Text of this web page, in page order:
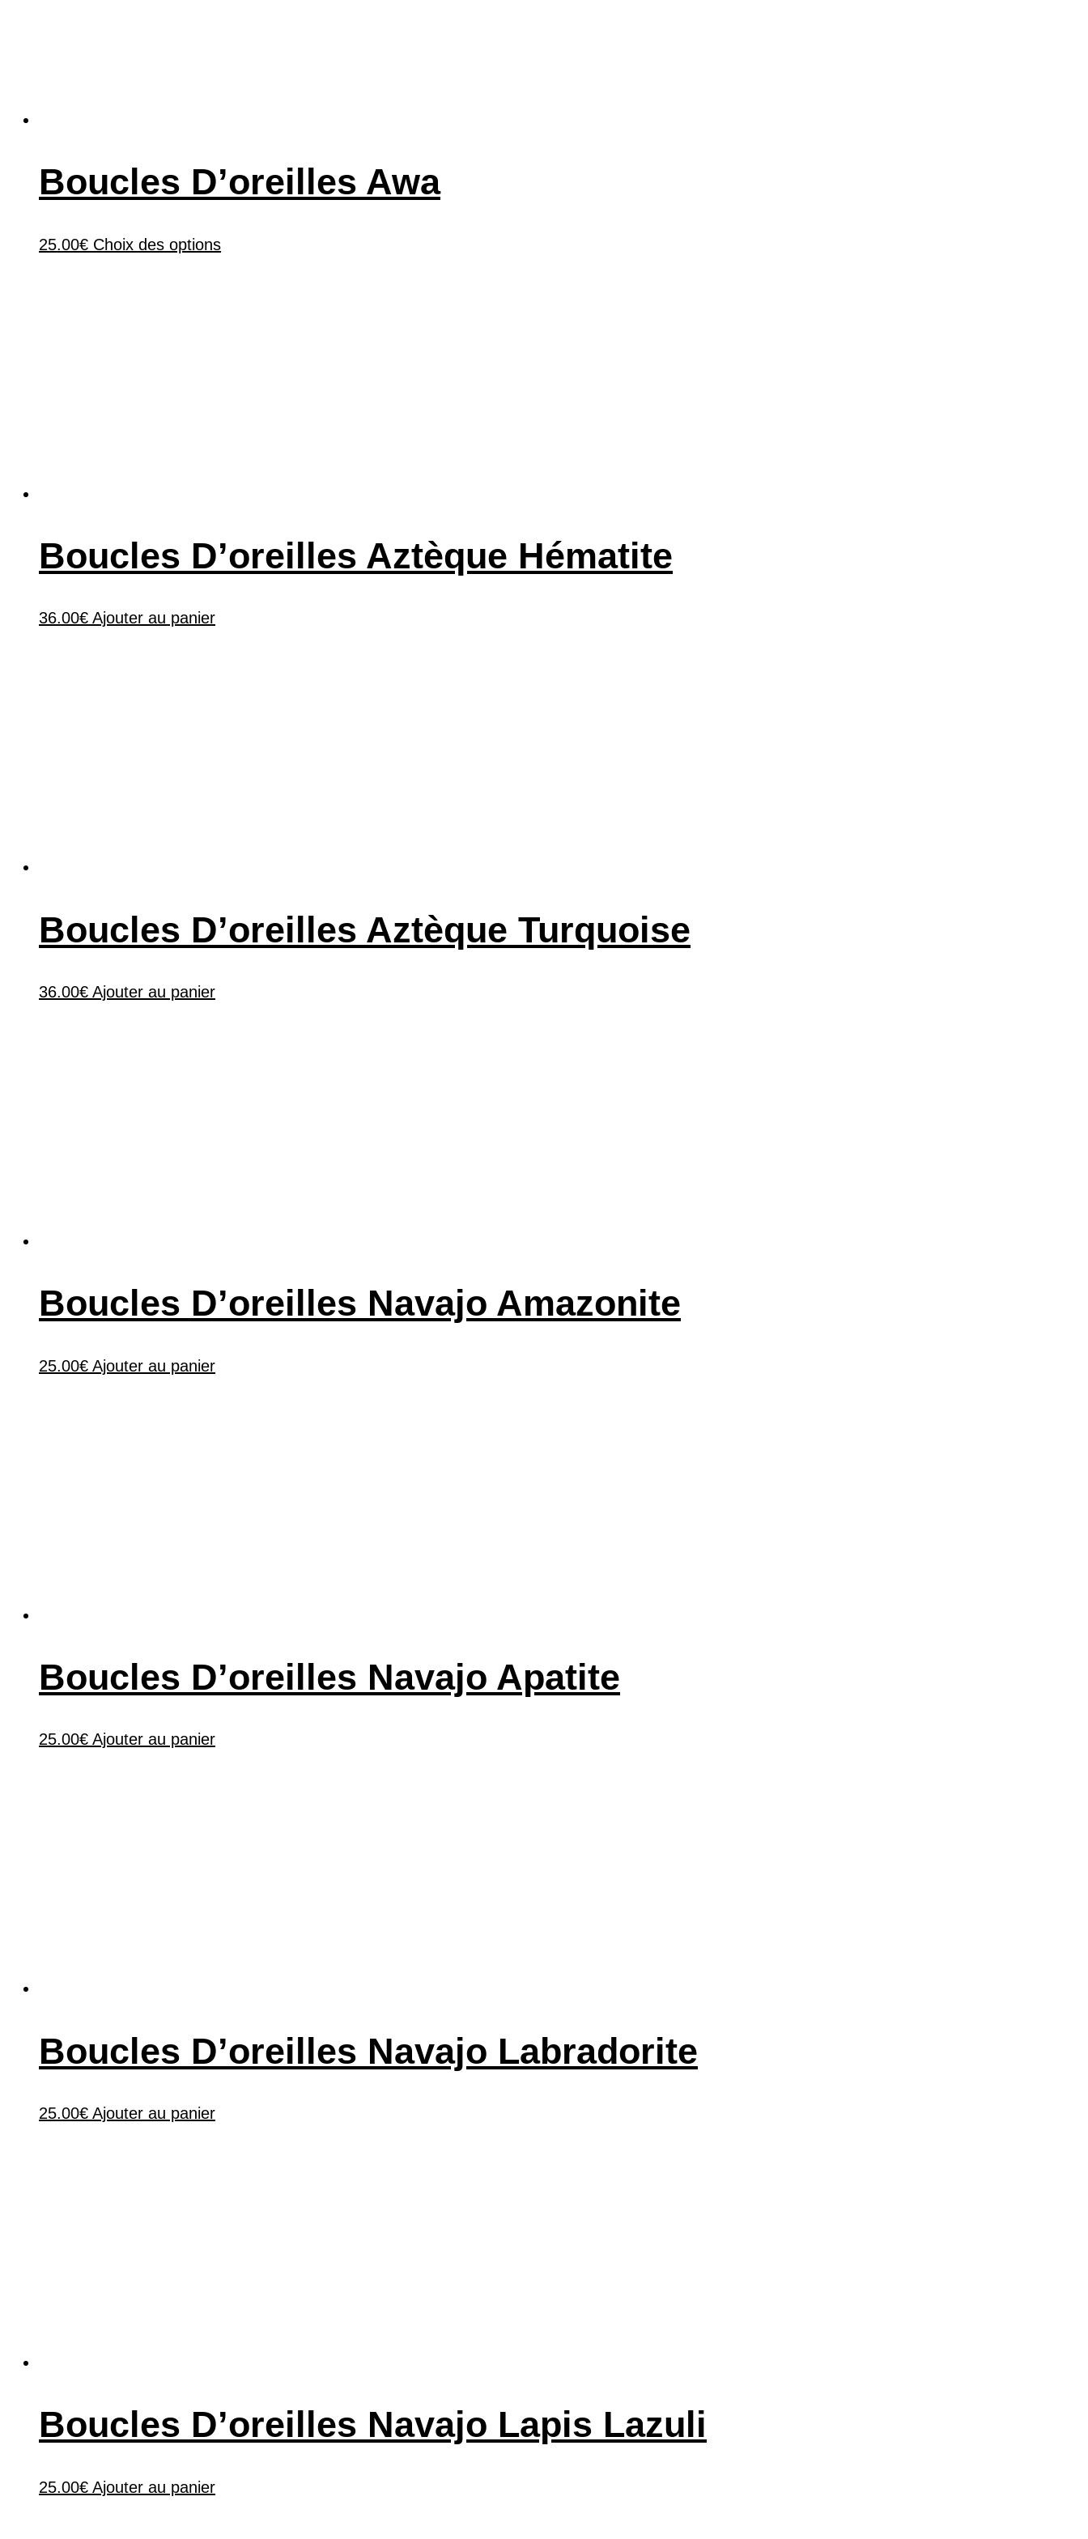
Boucles D’oreilles Awa
25.00€ Choix des options
Boucles D’oreilles Aztèque Hématite
36.00€ Ajouter au panier
Boucles D’oreilles Aztèque Turquoise
36.00€ Ajouter au panier
Boucles D’oreilles Navajo Amazonite
25.00€ Ajouter au panier
Boucles D’oreilles Navajo Apatite
25.00€ Ajouter au panier
Boucles D’oreilles Navajo Labradorite
25.00€ Ajouter au panier
Boucles D’oreilles Navajo Lapis Lazuli
25.00€ Ajouter au panier